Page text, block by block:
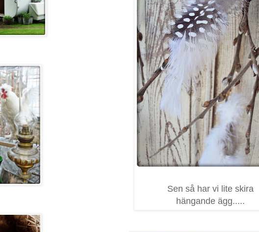
Sen så har vi lite skira
hängande ägg.....